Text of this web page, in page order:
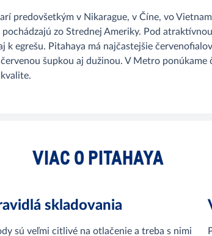
predovšetkým v Nikarague, v Číne, vo
zo Strednej Ameriky. Pod
egrešu. Pitahaya má najčastejšie
šupkou aj dužinou. V Metro
VIAC O PITAHAYA
skladovania
sú veľmi citlivé na otlačenie a treba s nimi